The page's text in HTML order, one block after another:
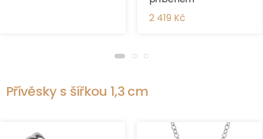
2 419 Kč
Přívěsky s šířkou 1,3 cm